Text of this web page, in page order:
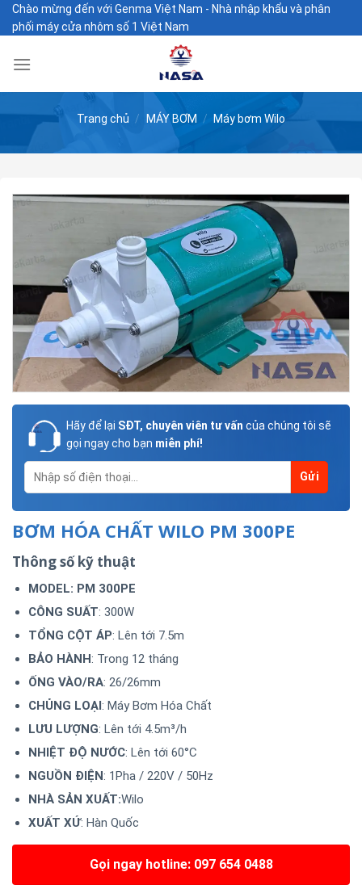
SkipChào mừng đến với Genma Việt Nam - Nhà nhập khẩu và phân
phối máy cửa nhôm số 1 Việt Nam
Trang chủ / MÁY BƠM / Máy bơm Wilo
Hãy để lại SĐT, chuyên viên tư vấn của chúng tôi sẽ
gọi ngay cho bạn miễn phí!
BƠM HÓA CHẤT WILO PM 300PE
Thông số kỹ thuật
MODEL: PM 300PE
CÔNG SUẤT: 300W
TỔNG CỘT ÁP: Lên tới 7.5m
BẢO HÀNH: Trong 12 tháng
ỐNG VÀO/RA: 26/26mm
CHỦNG LOẠI : Máy Bơm Hóa Chất
LƯU LƯỢNG: Lên tới 4.5m³/h
NHIỆT ĐỘ NƯỚC: Lên tới 60°C
NGUỒN ĐIỆN: 1Pha / 220V / 50Hz
NHÀ SẢN XUẤT:Wilo
XUẤT XỨ: Hàn Quốc
Gọi ngay hotline: 097 654 0488